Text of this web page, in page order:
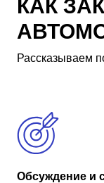
КАК
Рассказываем
Обсуждение и